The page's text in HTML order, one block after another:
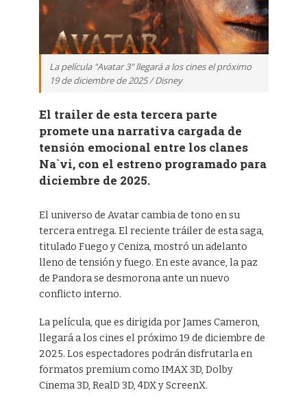
La película "Avatar 3" llegará a los cines el próximo
19 de diciembre de 2025 / Disney
El trailer de esta tercera parte
promete una narrativa cargada de
tensión emocional entre los clanes
Na`vi, con el estreno programado para
diciembre de 2025.
El universo de Avatar cambia de tono en su
tercera entrega. El reciente tráiler de esta saga,
titulado Fuego y Ceniza, mostró un adelanto
lleno de tensión y fuego. En este avance, la paz
de Pandora se desmorona ante un nuevo
conflicto interno.
La película, que es dirigida por James Cameron,
llegará a los cines el próximo 19 de diciembre de
2025. Los espectadores podrán disfrutarla en
formatos premium como IMAX 3D, Dolby
Cinema 3D, RealD 3D, 4DX y ScreenX.